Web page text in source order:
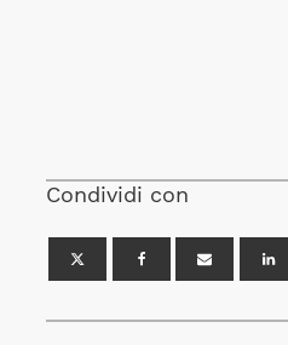
Condividi con